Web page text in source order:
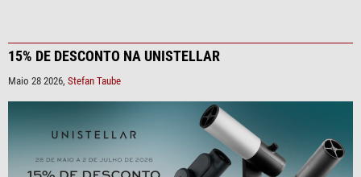
15% DE DESCONTO NA UNISTELLAR
Maio 28 2026, Stefan Taube